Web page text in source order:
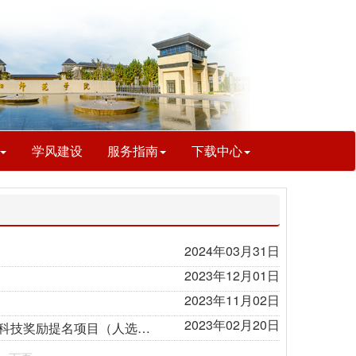
学风建设 服务指南 下载中心
2024年03月31日
2023年12月01日
2023年11月02日
关于提前做好2023年度河南省科技奖励申报基础性工作和征集河南省科技奖励提名项目（人选）意向的通知
2023年02月20日